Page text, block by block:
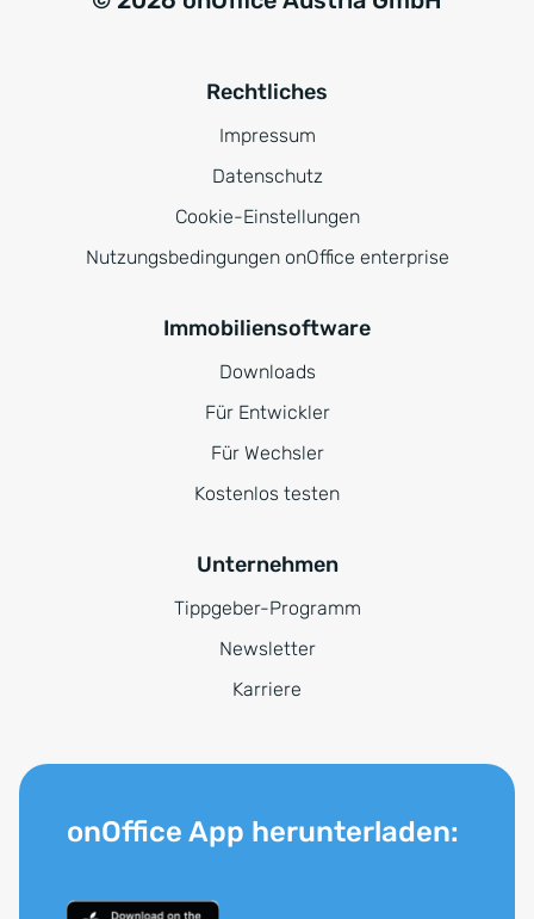
Rechtliches
Impressum
Datenschutz
Cookie-Einstellungen
Nutzungsbedingungen onOffice enterprise
Immobiliensoftware
Downloads
Für Entwickler
Für Wechsler
Kostenlos testen
Unternehmen
Tippgeber-Programm
Newsletter
Karriere
onOffice App herunterladen: